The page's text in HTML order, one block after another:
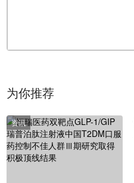
为你推荐
资讯